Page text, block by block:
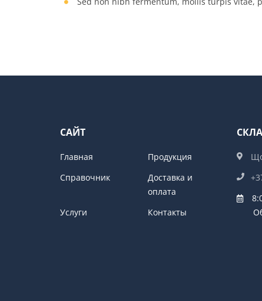
САЙТ
Главная
Продукция
Справочник
Доставка и
оплата
Услуги
Контакты